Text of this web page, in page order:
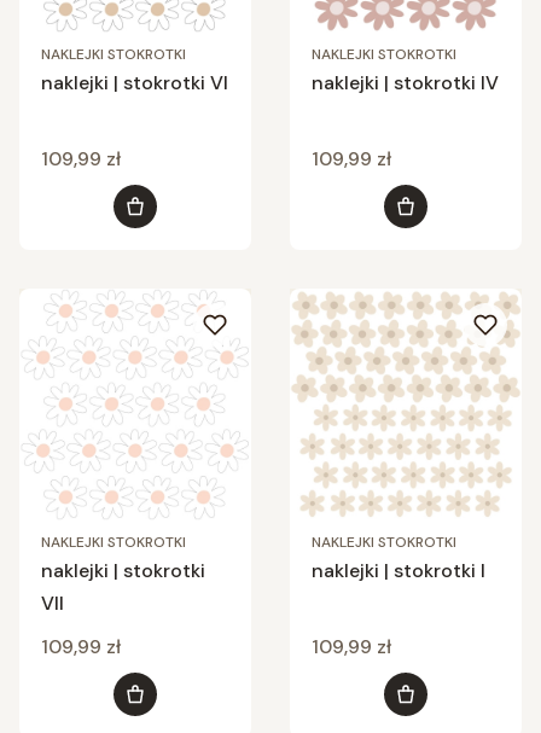
NAKLEJKI STOKROTKI
naklejki | stokrotki VI
Cena
109,99 zł
Do koszyka
NAKLEJKI STOKROTKI
naklejki | stokrotki IV
Cena
109,99 zł
Do koszyka
NAKLEJKI STOKROTKI
naklejki | stokrotki
VII
Cena
109,99 zł
Do koszyka
NAKLEJKI STOKROTKI
naklejki | stokrotki I
Cena
109,99 zł
Do koszyka